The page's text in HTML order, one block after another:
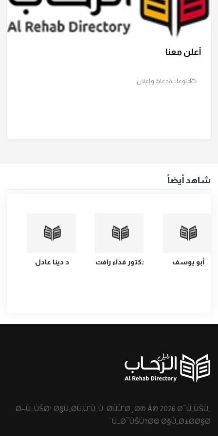
أعلن معنا
منوعات/دعاية و إعلان
شاهد أيضاً
دكتور فداء رافت أبو يوسف cottonil
Ø¬Ù…ÙŠØ¹ Ø§Ù„Ø­Ù‚ÙˆÙ‚ Ù…Ø­ÙÙˆØ¸Ø© Â© 2026 Ø¯Ù„ÙŠÙ„
Ù…Ø¯ÙŠÙ†Ø© Ø§Ù„Ø±Ø­Ø§Ø¨